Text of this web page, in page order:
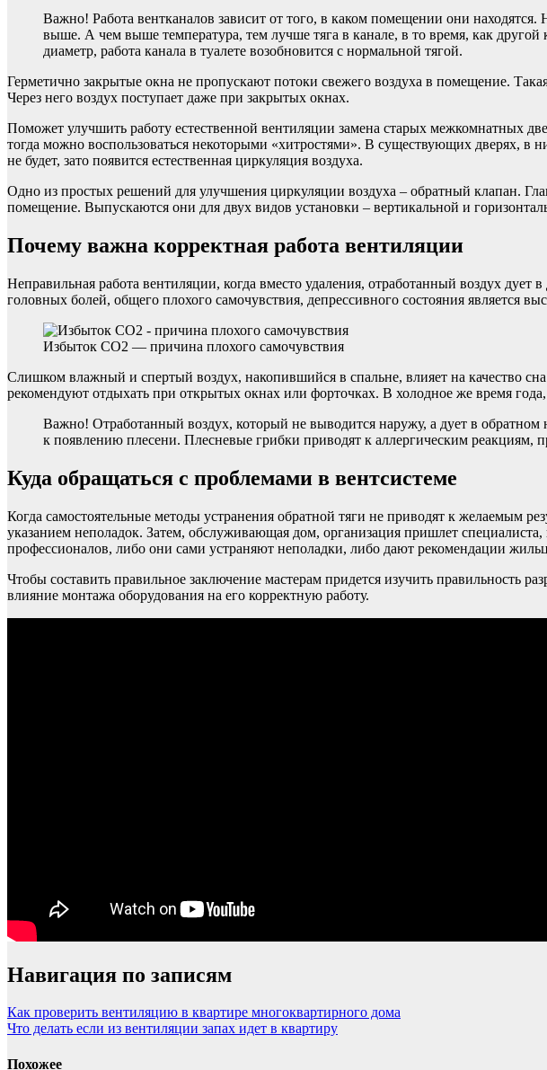
Важно! Работа вентканалов зависит от того, в каком помещении они
выше. А чем выше температура, тем лучше тяга в канале, в то время, как
диаметр, работа канала в туалете возобновится с нормальной тягой.
Герметично закрытые окна не пропускают потоки свежего воздуха в помещение.
Через него воздух поступает даже при закрытых окнах.
Поможет улучшить работу естественной вентиляции замена старых межкомнатных
тогда можно воспользоваться некоторыми «хитростями». В существующих дверях, в
не будет, зато появится естественная циркуляция воздуха.
Одно из простых решений для улучшения циркуляции воздуха – обратный клапан.
помещение. Выпускаются они для двух видов установки – вертикальной и
Почему важна корректная работа вентиляции
Неправильная работа вентиляции, когда вместо удаления, отработанный воздух
головных болей, общего плохого самочувствия, депрессивного состояния является
Избыток СО2 — причина плохого самочувствия
Слишком влажный и спертый воздух, накопившийся в спальне, влияет на качество
рекомендуют отдыхать при открытых окнах или форточках. В холодное же время
Важно! Отработанный воздух, который не выводится наружу, а дует в обратном
к появлению плесени. Плесневые грибки приводят к аллергическим реакциям,
Куда обращаться с проблемами в вентсистеме
Когда самостоятельные методы устранения обратной тяги не приводят к желаемым
указанием неполадок. Затем, обслуживающая дом, организация пришлет
профессионалов, либо они сами устраняют неполадки, либо дают рекомендации
Чтобы составить правильное заключение мастерам придется изучить правильность
влияние монтажа оборудования на его корректную работу.
Навигация по записям
Как проверить вентиляцию в квартире многоквартирного дома
Что делать если из вентиляции запах идет в квартиру
Похожее